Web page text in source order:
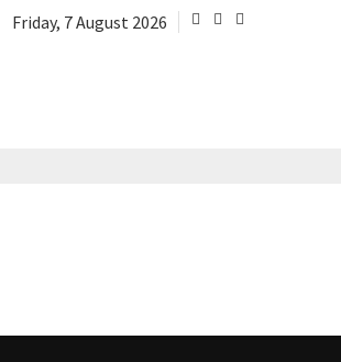
Friday, 7 August 2026